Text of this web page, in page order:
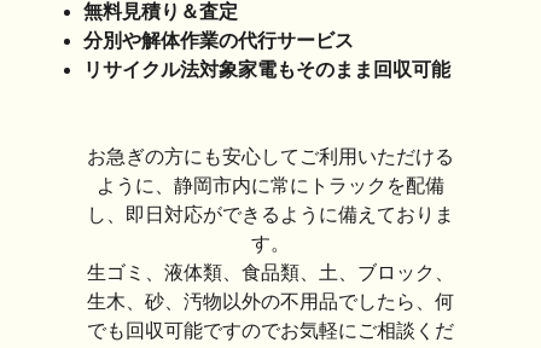
無料見積り＆査定
分別や解体作業の代行サービス
リサイクル法対象家電もそのまま回収可能
お急ぎの方にも安心してご利用いただける
ように、静岡市内に常にトラックを配備
し、即日対応ができるように備えておりま
す。
生ゴミ、液体類、食品類、土、ブロック、
生木、砂、汚物以外の不用品でしたら、何
でも回収可能ですのでお気軽にご相談くだ